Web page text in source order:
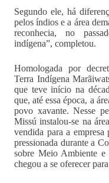
Segundo ele, há
pelos índios e a área
reconhecia, no
indígena”, completou.
Homologada por
Terra Indígena
que teve início na
que, até essa época, a
povo xavante. Nesse
Missú instalou-se na
vendida para a
pressionada durante a
sobre Meio Ambiente
chegou a se oferecer